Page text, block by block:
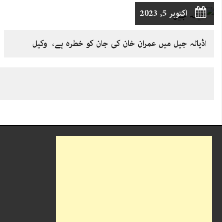
اکتوبر 5, 2023
اڈیالہ جیل میں عمران خان کی جان کو خطرہ ہے، وکیل